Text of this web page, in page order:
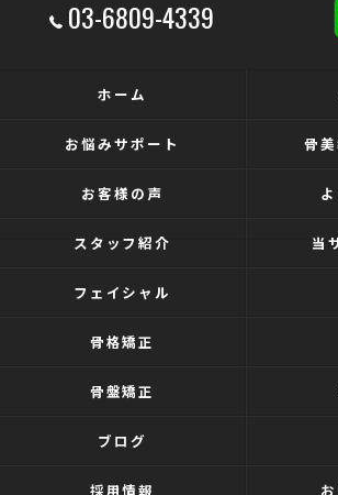
03-6809-4339
ホーム
お悩みサポート 骨
お客様の声
スタッフ紹介 当
フェイシャル
骨格矯正
骨盤矯正
ブログ
採用情報